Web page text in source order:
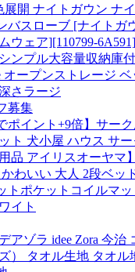
展開 ナイトガウン ナ
バスローブ [ナイトガ
ウェア][110799-
ンプル大容量収納庫
オープンストレージ
さラージ
募集
ポイント+9倍】サー
ト 犬小屋 ハウス サ
品 アイリスオーヤマ
わいい 大人 2段ベッ
トポケットコイルマッ
イト
アゾラ idee Zora 今治
） タオル生地 タオル